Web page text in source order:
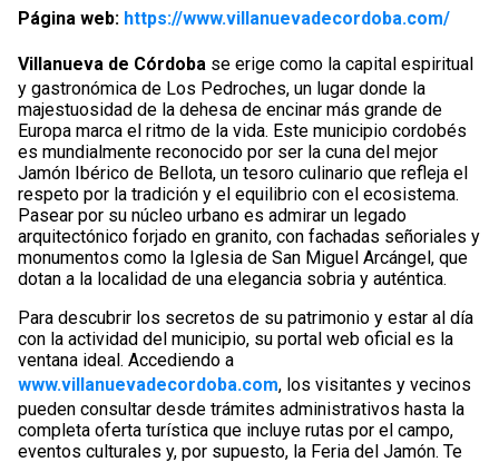
Página web: https://www.villanuevadecordoba.com/
Villanueva de Córdoba se erige como la capital espiritual
y gastronómica de Los Pedroches, un lugar donde la
majestuosidad de la dehesa de encinar más grande de
Europa marca el ritmo de la vida. Este municipio cordobés
es mundialmente reconocido por ser la cuna del mejor
Jamón Ibérico de Bellota, un tesoro culinario que refleja el
respeto por la tradición y el equilibrio con el ecosistema.
Pasear por su núcleo urbano es admirar un legado
arquitectónico forjado en granito, con fachadas señoriales y
monumentos como la Iglesia de San Miguel Arcángel, que
dotan a la localidad de una elegancia sobria y auténtica.
Para descubrir los secretos de su patrimonio y estar al día
con la actividad del municipio, su portal web oficial es la
ventana ideal. Accediendo a
www.villanuevadecordoba.com, los visitantes y vecinos
pueden consultar desde trámites administrativos hasta la
completa oferta turística que incluye rutas por el campo,
eventos culturales y, por supuesto, la Feria del Jamón. Te